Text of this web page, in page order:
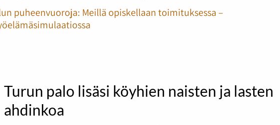
puheenvuoroja: Meillä opiskellaan toimituksessa –
Turun palo lisäsi köyhien naisten ja lasten
ahdinkoa